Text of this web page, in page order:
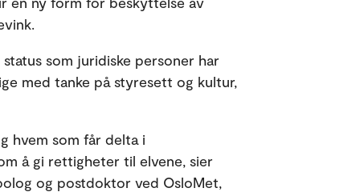
som juridiske personer har
med tanke på styresett og kultur,
hvem som får delta i
å gi rettigheter til elvene, sier
og postdoktor ved OsloMet,